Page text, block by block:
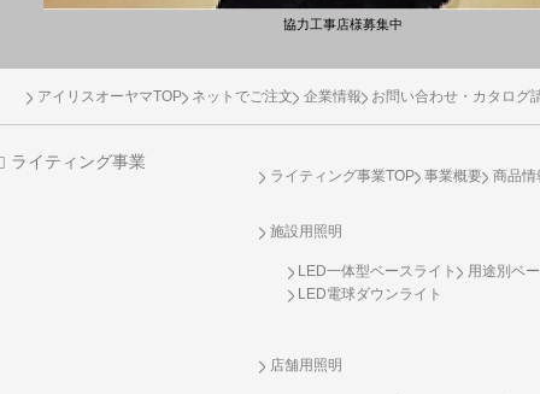
協力工事店様募集中
アイリスオーヤマTOP ネットでご注文 企業情報 お問い合わせ・カタログ
ライティング事業
ライティング事業TOP 事業概要 商品情
施設用照明
LED一体型ベースライト
用途別ベ
LED電球ダウンライト
店舗用照明